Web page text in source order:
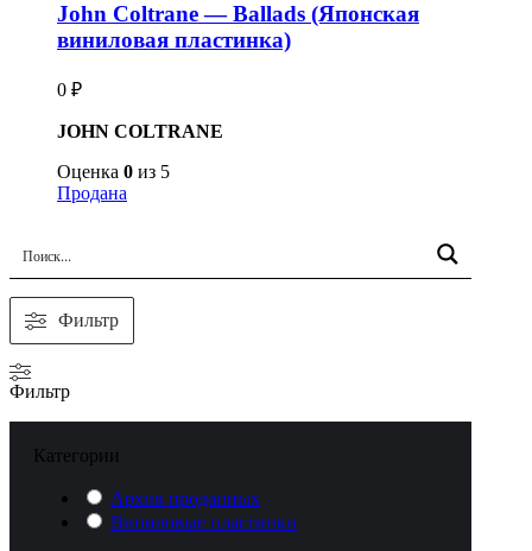
John Coltrane — Ballads (Японская
виниловая пластинка)
0 ₽
JOHN COLTRANE
Оценка 0 из 5
Продана
Фильтр
Фильтр
Категории
Архив проданных
Виниловые пластинки